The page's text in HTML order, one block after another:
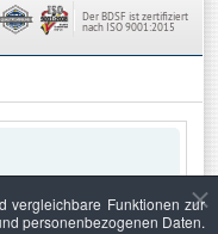
Der BDSF ist zertifiziert
nach ISO 9001:2015
vergleichbare Funktionen zur
personenbezogenen Daten.